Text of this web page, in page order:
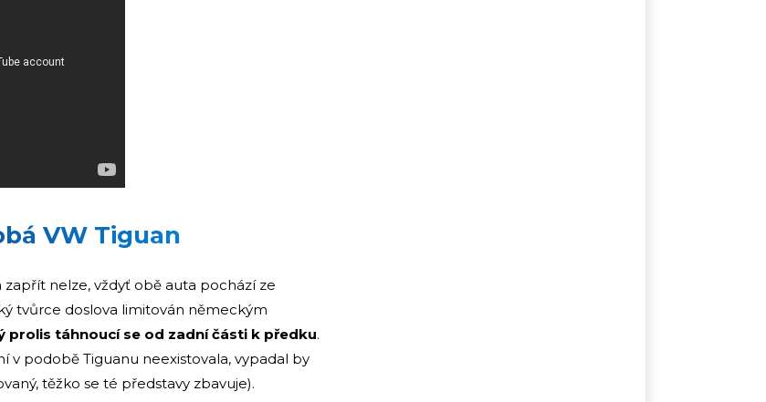
VW Tiguan
zapřít nelze, vždyť obě auta pochází ze
tvůrce doslova limitován německým
prolis táhnoucí se od zadní části k předku.
v podobě Tiguanu neexistovala, vypadal by
těžko se té představy zbavuje).